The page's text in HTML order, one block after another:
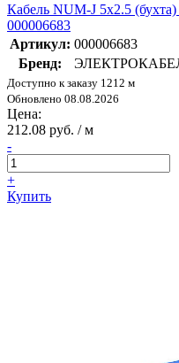
Кабель NUM-J 5х2.5
000006683
Артикул: 000006683
Бренд:
Доступно к заказу 1212 м
Обновлено 08.08.2026
Цена:
212.08 руб. / м
-
+
Купить